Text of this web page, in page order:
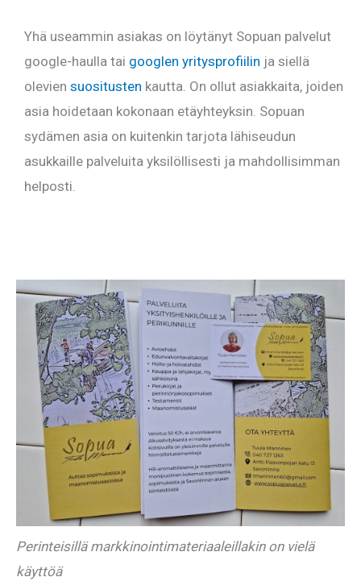
Yhä useammin asiakas on löytänyt Sopuan palvelut
google-haulla tai googlen yritysprofiilin ja siellä
olevien suositusten kautta. On ollut asiakkaita, joiden
asia hoidetaan kokonaan etäyhteyksin. Sopuan
sydämen asia on kuitenkin tarjota lähiseudun
asukkaille palveluita yksilöllisesti ja mahdollisimman
helposti.
Perinteisillä markkinointimateriaaleillakin on vielä
käyttöä